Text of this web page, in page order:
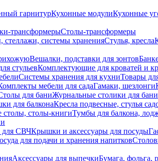
гарнитурКухонные модулиКухонные
трансформерыСтолы-трансформеры
стеллажи, системы храненияСтулья, кресла
Вешалки, подставки для зонтов
стульевКомплектующие для кроватей и
Системы хранения для кухниТовары
мебели для садаГамаки, шезлонги
для баниЖурнальные столики для бани
для балконаКресла подвесные, стулья
столы-книгиТумбы для балкона,
для СВЧКрышки и аксессуары для посуды
для подачи и хранения напитков
Аксессуары для выпечкиБумага, фольга,